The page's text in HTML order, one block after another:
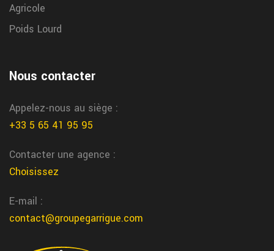
Agricole
Poids Lourd
Nous contacter
Appelez-nous au siège :
+33 5 65 41 95 95
Contacter une agence :
Choisissez
E-mail :
contact@groupegarrigue.com